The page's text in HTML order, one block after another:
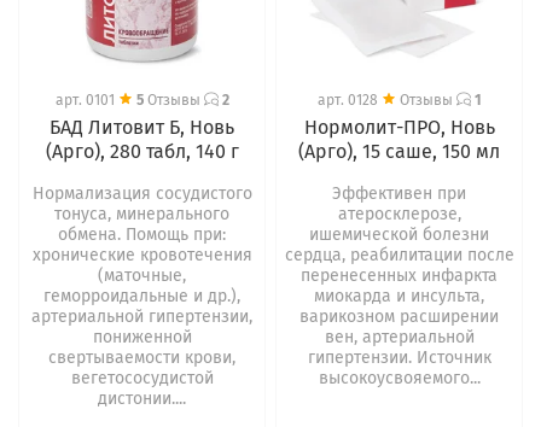
арт. 0101 5Отзывы 2
БАД Литовит Б, Новь
(Арго), 280 табл, 140 г
Нормализация сосудистого
тонуса, минерального
обмена. Помощь при:
хронические кровотечения
(маточные,
геморроидальные и др.),
артериальной гипертензии,
пониженной
свертываемости крови,
вегетососудистой
дистонии....
арт. 0128 Отзывы 1
Нормолит-ПРО, Новь
(Арго), 15 саше, 150 мл
Эффективен при
атеросклерозе,
ишемической болезни
сердца, реабилитации после
перенесенных инфаркта
миокарда и инсульта,
варикозном расширении
вен, артериальной
гипертензии. Источник
высокоусвояемого...